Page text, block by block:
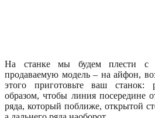
На станке мы будем плести с
продаваемую модель – на айфон,
этого приготовьте ваш станок:
образом, чтобы линия посередине
ряда, который поближе, открытой